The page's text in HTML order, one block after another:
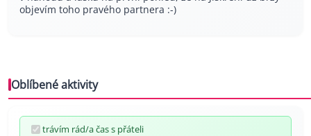
objevím toho pravého partnera :-)
Oblíbené aktivity
trávím rád/a čas s přáteli